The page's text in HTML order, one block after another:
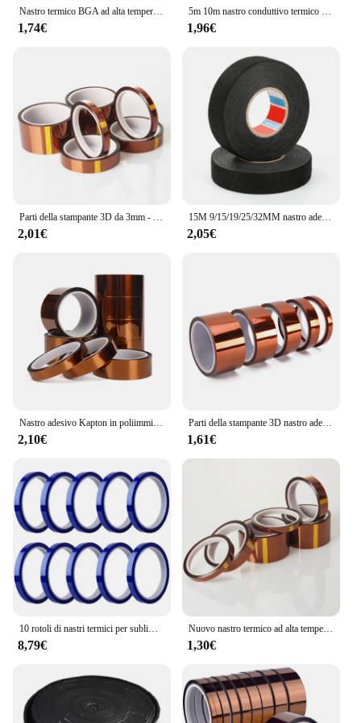
Nastro termico BGA ad alta temperatura adesivi in poliimmide nastro isolante termico Multi-dimensioni pannello isolante antistatico proteggi il nastro
1,74€
5m 10m nastro conduttivo termico a doppio lato larghezza 8-30mm nastro di trasferimento di calore blu dissipatore di calore adesivo per GPU CPU Computer
1,96€
Parti della stampante 3D da 3mm - 50mm nastro adesivo isolante isolante per isolamento termico in poliimmide Kapton resistente alle alte Temperature
2,01€
15M 9/15/19/25/32MM nastro adesivo in tessuto resistente al calore per nastro adesivo automobilistico cablaggio nastro termico elettrico
2,05€
2,10€
Parti della stampante 3D nastro adesivo isolante termico isolante in poliimmide Kapton resistente alle alte Temperature
1,61€
8,79€
Nuovo nastro termico ad alta temperatura nastro isolante termico nastro adesivo isolante in poliimmide protezione della scheda di stampa 3D
1,30€